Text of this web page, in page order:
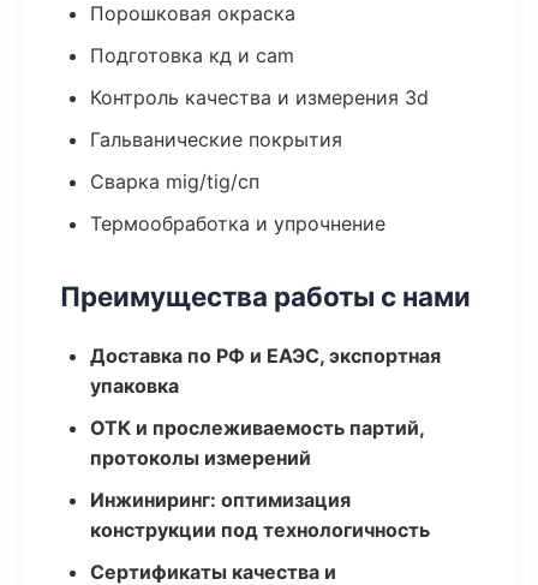
Порошковая окраска
Подготовка кд и cam
Контроль качества и измерения 3d
Гальванические покрытия
Сварка mig/tig/сп
Термообработка и упрочнение
Преимущества работы с нами
Доставка по РФ и ЕАЭС, экспортная
упаковка
ОТК и прослеживаемость партий,
протоколы измерений
Инжиниринг: оптимизация
конструкции под технологичность
Сертификаты качества и